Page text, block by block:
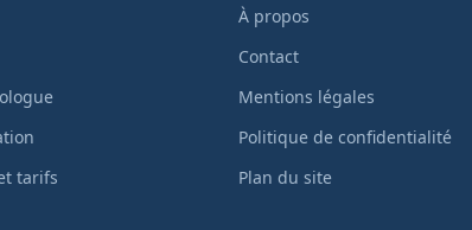
tarifs
À propos
Contact
Mentions légales
Politique de confidentialité
Plan du site